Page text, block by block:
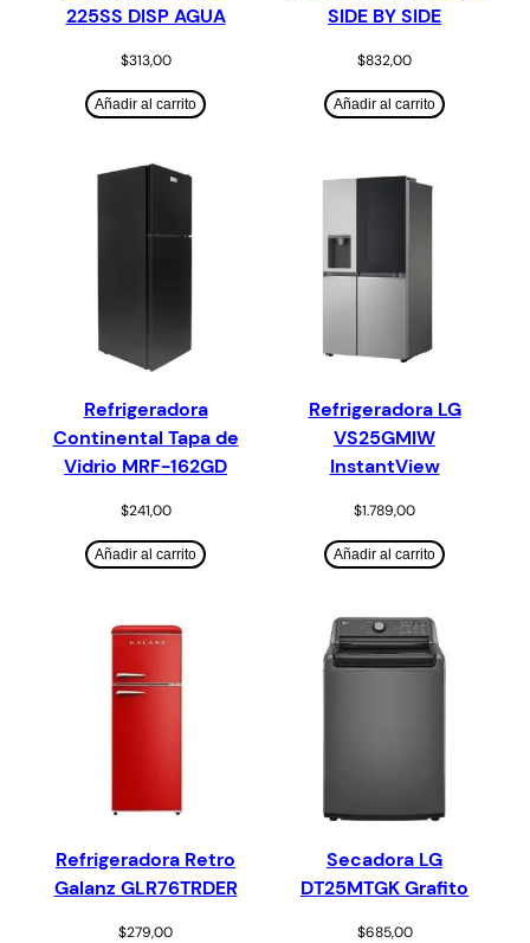
225SS DISP AGUA
$313,00
Añadir al carrito
SIDE BY SIDE
$832,00
Añadir al carrito
Refrigeradora
Continental Tapa de
Vidrio MRF-162GD
$241,00
Añadir al carrito
Refrigeradora LG
VS25GMIW
InstantView
$1.789,00
Añadir al carrito
Refrigeradora Retro
Galanz GLR76TRDER
$279,00
Secadora LG
DT25MTGK Grafito
$685,00